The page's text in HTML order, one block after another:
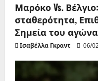
Μαρόκο Vs.
σταθερότητα,
Σημεία του αγώνα
Ισαβέλλα Γκραντ 06/